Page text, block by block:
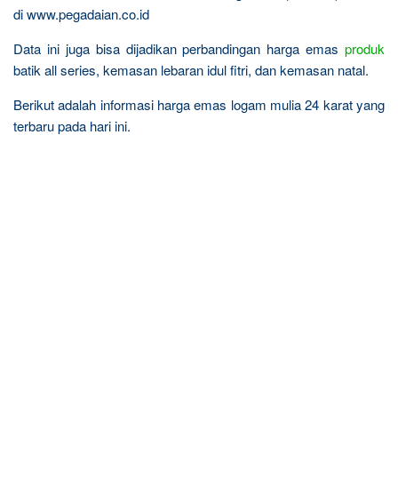
di www.pegadaian.co.id
Data ini juga bisa dijadikan perbandingan harga emas produk
batik all series, kemasan lebaran idul fitri, dan kemasan natal.
Berikut adalah informasi harga emas logam mulia 24 karat yang
terbaru pada hari ini.